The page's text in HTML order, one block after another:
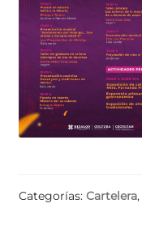
Categorías: Cartelera,